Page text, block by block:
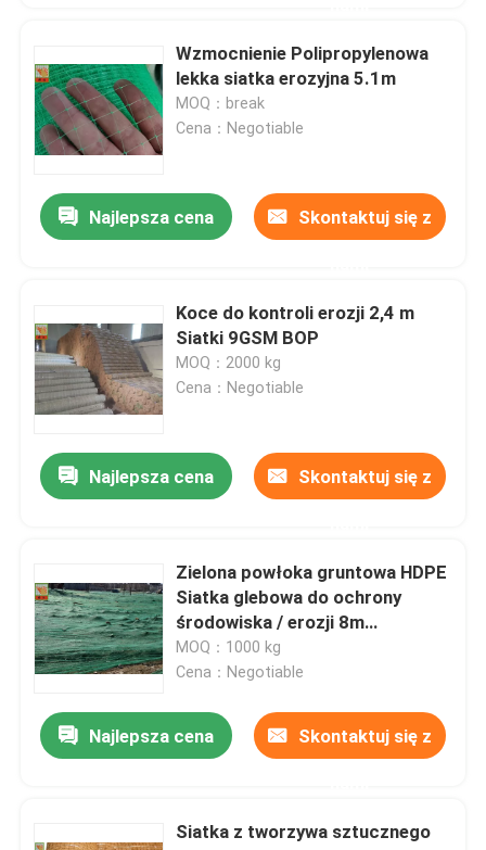
Siatka ogrodowa
Siatki rolnicze
Siatki akwakultury
Siatka budowlana z tworzywa sztucznego
Plastikowa siatka drobiowa
Siatka płotowa
Wzmocnienie Polipropylenowa
lekka siatka erozyjna 5.1m
MOQ：break
Cena：Negotiable
Najlepsza cena Skontaktuj się z
Koce do kontroli erozji 2,4 m
Siatki 9GSM BOP
MOQ：2000 kg
Cena：Negotiable
Najlepsza cena Skontaktuj się z
Zielona powłoka gruntowa HDPE
Siatka glebowa do ochrony
środowiska / erozji 8m
szerokości
MOQ：1000 kg
Cena：Negotiable
Najlepsza cena Skontaktuj się z
Siatka z tworzywa sztucznego